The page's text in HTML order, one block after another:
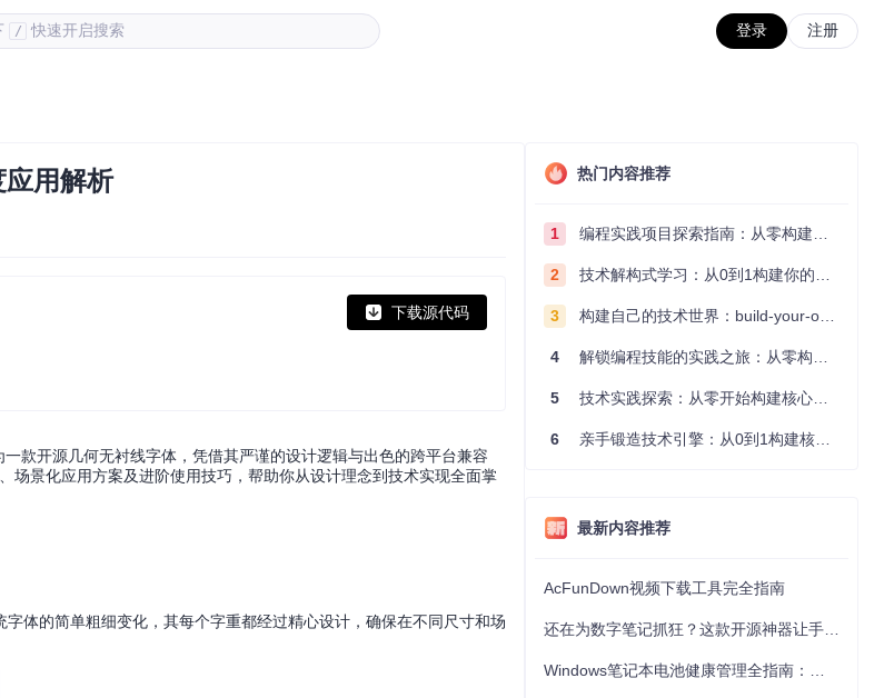
/ 快速开启搜索 登录 注册
用解析
下载源代码
款开源几何无衬线字体，凭借其严谨的设计逻辑与出色的跨平台兼容
景化应用方案及进阶使用技巧，帮助你从设计理念到技术实现全面掌
体的简单粗细变化，其每个字重都经过精心设计，确保在不同尺寸和场
热门内容推荐
1 编程实践项目探索指南：从零构建技术能力体系
2 技术解构式学习：从0到1构建你的编程知识体系
3 构建自己的技术世界：build-your-own-x项目的实践探索指南
4 解锁编程技能的实践之旅：从零构建你的技术世界
5 技术实践探索：从零开始构建核心系统的实践指南
6 亲手锻造技术引擎：从0到1构建核心系统的实践指南
最新内容推荐
AcFunDown视频下载工具完全指南